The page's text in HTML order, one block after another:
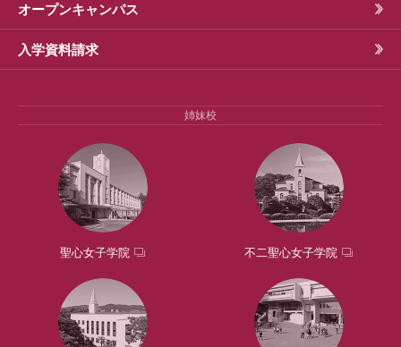
オープンキャンパス
入学資料請求
姉妹校
聖心女子学院 不二聖心女子学院